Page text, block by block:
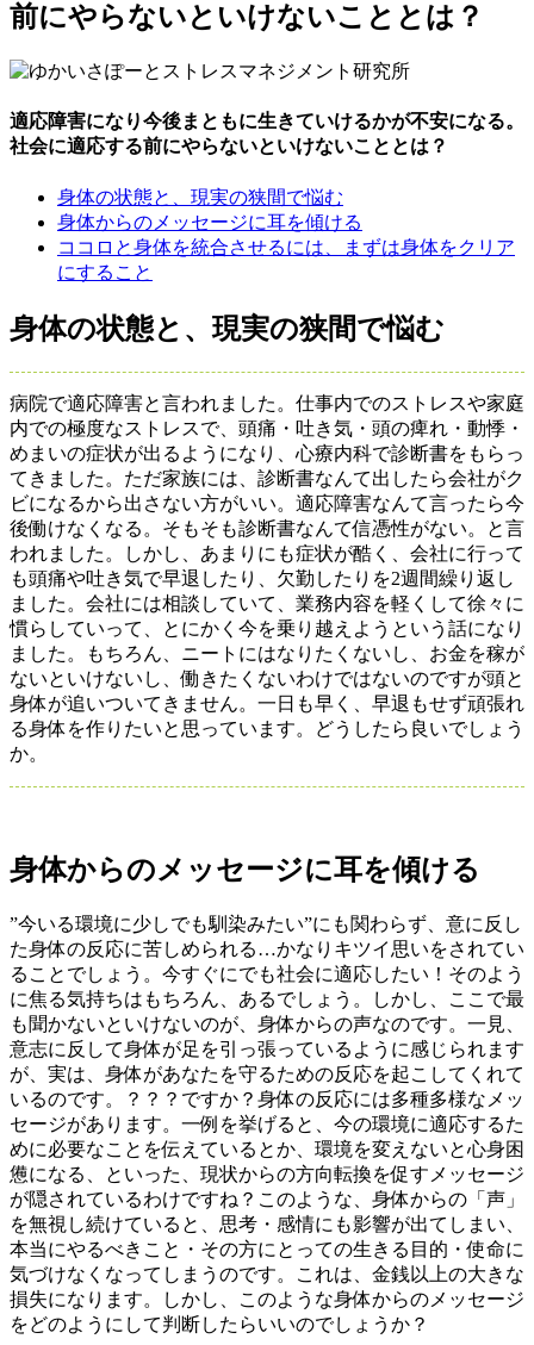
前にやらないといけないこととは？
適応障害になり今後まともに生きていけるかが不安になる。
社会に適応する前にやらないといけないこととは？
身体の状態と、現実の狭間で悩む
身体からのメッセージに耳を傾ける
ココロと身体を統合させるには、まずは身体をクリア
にすること
身体の状態と、現実の狭間で悩む
病院で適応障害と言われました。仕事内でのストレスや家庭
内での極度なストレスで、頭痛・吐き気・頭の痺れ・動悸・
めまいの症状が出るようになり、心療内科で診断書をもらっ
てきました。ただ家族には、診断書なんて出したら会社がク
ビになるから出さない方がいい。適応障害なんて言ったら今
後働けなくなる。そもそも診断書なんて信憑性がない。と言
われました。しかし、あまりにも症状が酷く、会社に行って
も頭痛や吐き気で早退したり、欠勤したりを2週間繰り返し
ました。会社には相談していて、業務内容を軽くして徐々に
慣らしていって、とにかく今を乗り越えようという話になり
ました。もちろん、ニートにはなりたくないし、お金を稼が
ないといけないし、働きたくないわけではないのですが頭と
身体が追いついてきません。一日も早く、早退もせず頑張れ
る身体を作りたいと思っています。どうしたら良いでしょう
か。
身体からのメッセージに耳を傾ける
”今いる環境に少しでも馴染みたい”にも関わらず、意に反し
た身体の反応に苦しめられる…かなりキツイ思いをされてい
ることでしょう。今すぐにでも社会に適応したい！そのよう
に焦る気持ちはもちろん、あるでしょう。しかし、ここで最
も聞かないといけないのが、身体からの声なのです。一見、
意志に反して身体が足を引っ張っているように感じられます
が、実は、身体があなたを守るための反応を起こしてくれて
いるのです。？？？ですか？身体の反応には多種多様なメッ
セージがあります。一例を挙げると、今の環境に適応するた
めに必要なことを伝えているとか、環境を変えないと心身困
憊になる、といった、現状からの方向転換を促すメッセージ
が隠されているわけですね？このような、身体からの「声」
を無視し続けていると、思考・感情にも影響が出てしまい、
本当にやるべきこと・その方にとっての生きる目的・使命に
気づけなくなってしまうのです。これは、金銭以上の大きな
損失になります。しかし、このような身体からのメッセージ
をどのようにして判断したらいいのでしょうか？